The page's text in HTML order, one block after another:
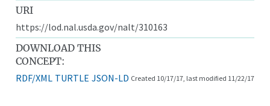
URI
https://lod.nal.usda.gov/nalt/310163
DOWNLOAD THIS
CONCEPT:
RDF/XML TURTLE JSON-LD Created 10/17/17, last modified 11/22/17